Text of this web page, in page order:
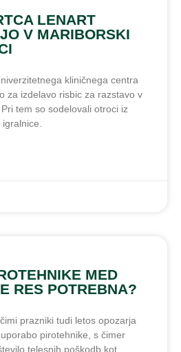
LENART
V MARIBORSKI
kliničnega centra
za izdelavo risbic za razstavo v
tem so sodelovali otroci iz
MED
RES POTREBNA?
prazniki tudi letos opozarja
pirotehnike, s čimer
telesnih poškodb kot